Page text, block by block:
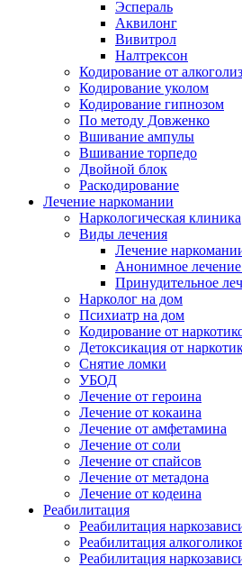
Эспераль
Аквилонг
Вивитрол
Налтрексон
Кодирование от
Кодирование уколом
Кодирование гипнозом
По методу Довженко
Вшивание ампулы
Вшивание торпедо
Двойной блок
Раскодирование
Лечение наркомании
Наркологическая клиника
Виды лечения
Лечение
Анонимное
Принудительное
Нарколог на дом
Психиатр на дом
Кодирование от
Детоксикация от
Снятие ломки
УБОД
Лечение от героина
Лечение от кокаина
Лечение от амфетамина
Лечение от соли
Лечение от спайсов
Лечение от метадона
Лечение от кодеина
Реабилитация
Реабилитация
Реабилитация
Реабилитация